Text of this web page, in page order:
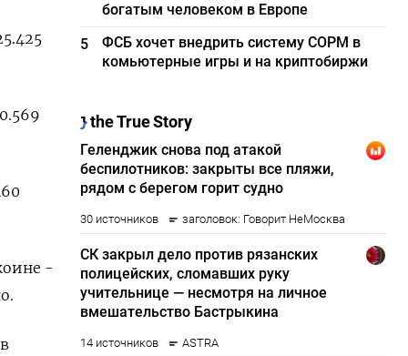
-
богатым человеком в Европе
5
ФСБ хочет внедрить систему СОРМ в
комьютерные игры и на криптобиржи